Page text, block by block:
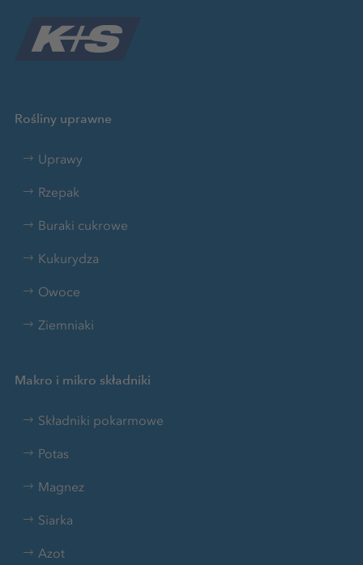
Rośliny uprawne
Uprawy
Rzepak
Buraki cukrowe
Kukurydza
Owoce
Ziemniaki
Makro i mikro składniki
Składniki pokarmowe
Potas
Magnez
Siarka
Azot